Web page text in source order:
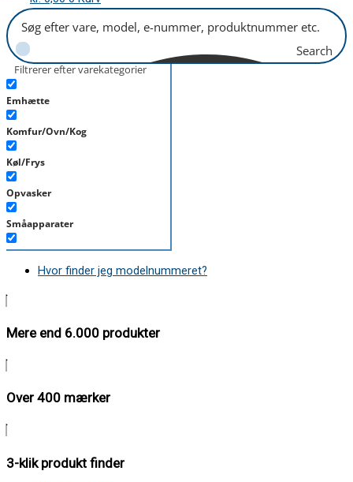
Search
Filtrerer efter varekategorier
Emhætte
Komfur/Ovn/Kog
Køl/Frys
Opvasker
Småapparater
Støvsuger
Hvor finder jeg modelnummeret?
Mere end 6.000 produkter
Over 400 mærker
3-klik produkt finder